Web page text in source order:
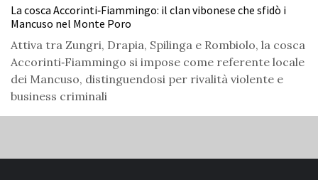
La cosca Accorinti‑Fiammingo: il clan vibonese che sfidò i
Mancuso nel Monte Poro
Attiva tra Zungri, Drapia, Spilinga e Rombiolo, la cosca
Accorinti‑Fiammingo si impose come referente locale
dei Mancuso, distinguendosi per rivalità violente e
business criminali